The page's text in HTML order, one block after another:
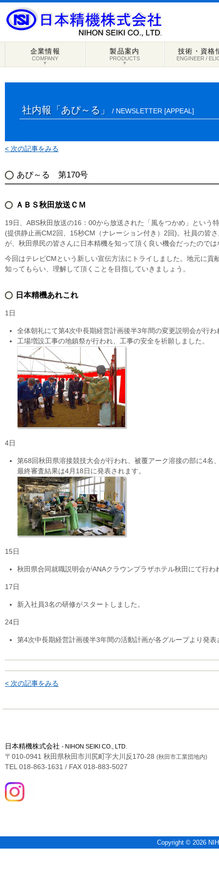
▼
企業情報
COMPANY
▼
製品案内
PRODUCTS
技術・資格
ENGINEER /
社内報「あぴ～る」 / NEWSLETTER [APPEAL]
< 次の記事をみる
あぴ～る 第170号
ＡＢＳ秋田放送ＣＭ
19日、ABS秋田放送の16：00から放送された「風をつかめ」という
(提供静止画CM2回、15秒CM（ナレーション付き）2回)。社員の皆
が、秋田県民の皆さんに日本精機を知って頂く良い機会だったので
今回はテレビCMという新しい宣伝方法にトライしました。地元に貢
知ってもらい、理解して頂くことを目指していきましょう。
日本精機あれこれ
1日
全体朝礼にて第4次中長期経営計画後半3年間の変更説明会が行わ
工場増設工事の地鎮祭が行われ、工事の安全を祈願しました。
4日
第68回秋田県溶接競技大会が行われ、被覆アーク溶接の部に4名
最終審査結果は4月18日に発表されます。
15日
秋田県合同就職説明会がANAクラウンプラザホテル秋田にて行わ
17日
新入社員3名の研修がスタートしました。
24日
第4次中長期経営計画後半3年間の活動計画が各グループより発表
< 次の記事をみる
日本精機株式会社 - NIHON SEIKI CO., LTD.
〒010-0941 秋田県秋田市川尻町字大川反170-28 (秋田市工業団地内)
TEL 018-863-1631 / FAX 018-883-5027
Copyright © 2026